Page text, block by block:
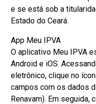
e se está sob a
Estado do Ceará.
App Meu IPVA
O aplicativo Meu IPVA
Android e iOS.
eletrônico, clique no
campos com os dados
Renavam). Em seguida,